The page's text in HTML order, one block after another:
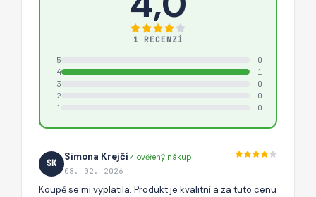
1 RECENZÍ
5
0
4
1
3
0
2
0
1
0
SK
Simona Krejčí✓ ověřený nákup
08. 02. 2026
Koupě se mi vyplatila. Produkt je kvalitní a za tuto cenu